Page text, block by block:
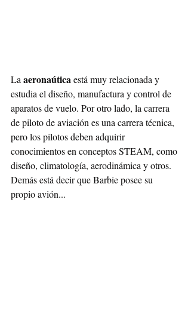
La aeronaútica está muy relacionada y
estudia el diseño, manufactura y control de
aparatos de vuelo. Por otro lado, la carrera
de piloto de aviación es una carrera técnica,
pero los pilotos deben adquirir
conocimientos en conceptos STEAM, como
diseño, climatología, aerodinámica y otros.
Demás está decir que Barbie posee su
propio avión...